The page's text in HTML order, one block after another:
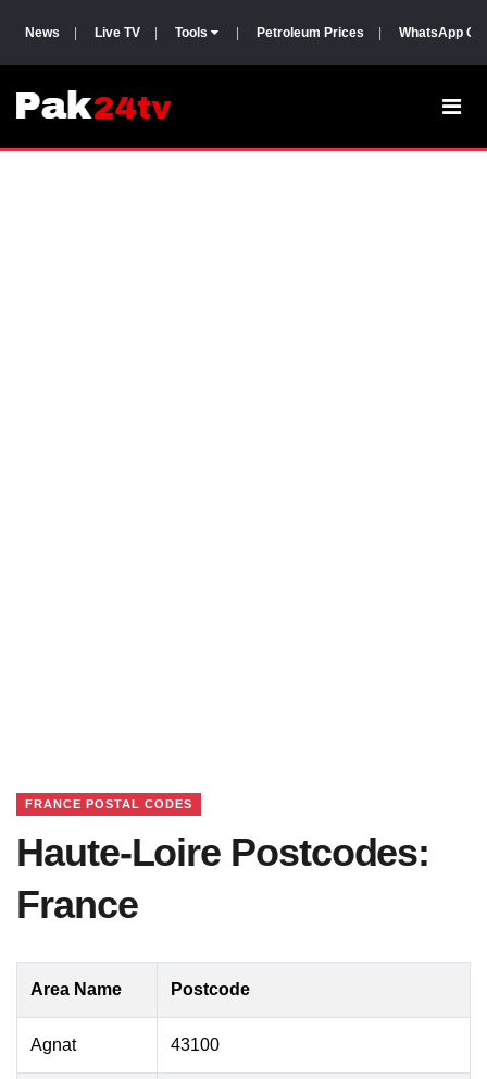
News Live TV Tools Petroleum Prices WhatsApp
FRANCE POSTAL CODES
Haute-Loire Postcodes:
France
Area Name Postcode
Agnat 43100